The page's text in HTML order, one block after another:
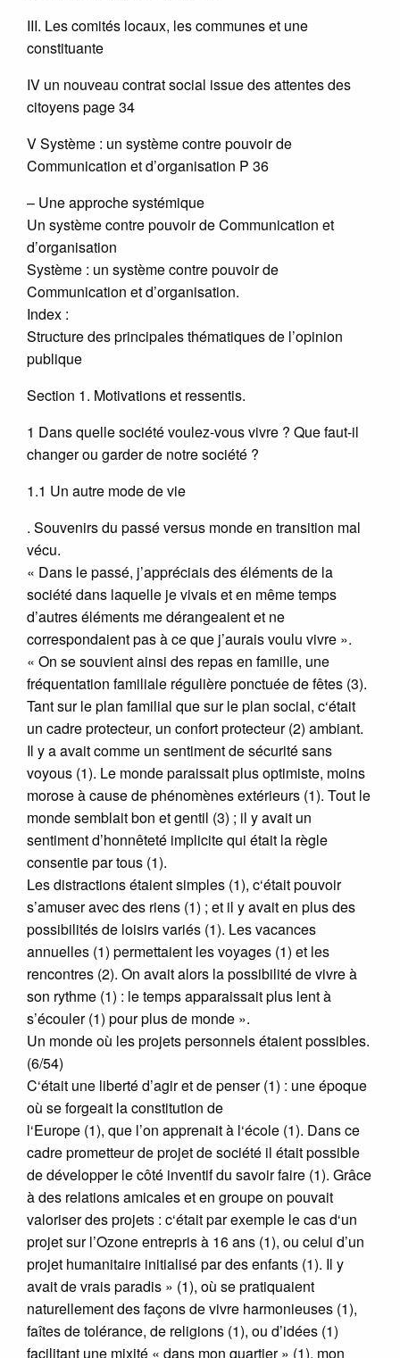
III. Les comités locaux, les communes et une
constituante
IV un nouveau contrat social issue des attentes des
citoyens page 34
V Système : un système contre pouvoir de
Communication et d’organisation P 36
– Une approche systémique
Un système contre pouvoir de Communication et
d’organisation
Système : un système contre pouvoir de
Communication et d’organisation.
Index :
Structure des principales thématiques de l’opinion
publique
Section 1. Motivations et ressentis.
1 Dans quelle société voulez-vous vivre ? Que faut-il
changer ou garder de notre société ?
1.1 Un autre mode de vie
. Souvenirs du passé versus monde en transition mal
vécu.
« Dans le passé, j’appréciais des éléments de la
société dans laquelle je vivais et en même temps
d’autres éléments me dérangeaient et ne
correspondaient pas à ce que j’aurais voulu vivre ».
« On se souvient ainsi des repas en famille, une
fréquentation familiale régulière ponctuée de fêtes (3).
Tant sur le plan familial que sur le plan social, c‘était
un cadre protecteur, un confort protecteur (2) ambiant.
Il y a avait comme un sentiment de sécurité sans
voyous (1). Le monde paraissait plus optimiste, moins
morose à cause de phénomènes extérieurs (1). Tout le
monde semblait bon et gentil (3) ; il y avait un
sentiment d’honnêteté implicite qui était la règle
consentie par tous (1).
Les distractions étaient simples (1), c‘était pouvoir
s’amuser avec des riens (1) ; et il y avait en plus des
possibilités de loisirs variés (1). Les vacances
annuelles (1) permettaient les voyages (1) et les
rencontres (2). On avait alors la possibilité de vivre à
son rythme (1) : le temps apparaissait plus lent à
s’écouler (1) pour plus de monde ».
Un monde où les projets personnels étaient possibles.
(6/54)
C‘était une liberté d’agir et de penser (1) : une époque
où se forgeait la constitution de
l‘Europe (1), que l’on apprenait à l‘école (1). Dans ce
cadre prometteur de projet de société il était possible
de développer le côté inventif du savoir faire (1). Grâce
à des relations amicales et en groupe on pouvait
valoriser des projets : c‘était par exemple le cas d‘un
projet sur l’Ozone entrepris à 16 ans (1), ou celui d’un
projet humanitaire initialisé par des enfants (1). Il y
avait de vrais paradis » (1), où se pratiquaient
naturellement des façons de vivre harmonieuses (1),
faîtes de tolérance, de religions (1), ou d’idées (1)
facilitant une mixité « dans mon quartier » (1), mon